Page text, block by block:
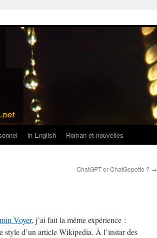
in English Roman et nouvelles
ChatGPT or ChatGepetto ? →
Voyer, j’ai fait la même expérience :
style d’un article Wikipedia. À l’instar des